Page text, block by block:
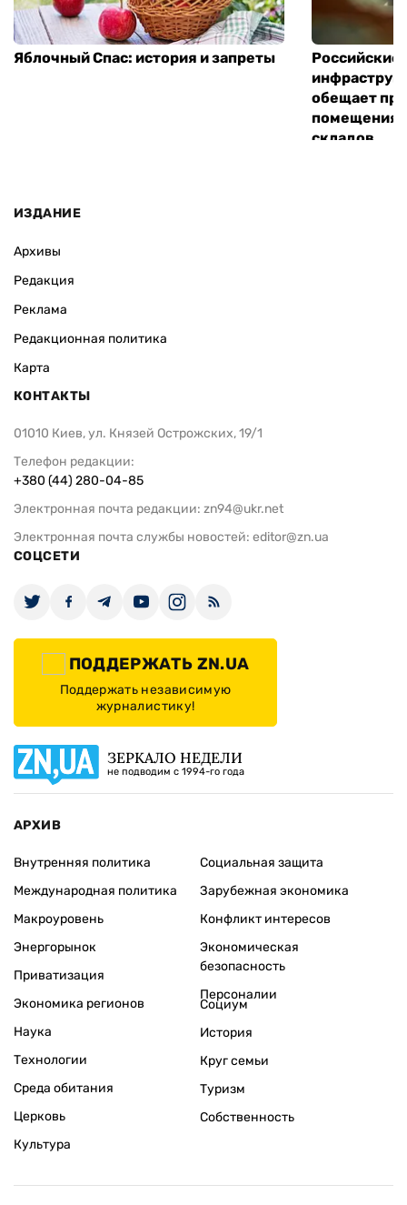
Яблочный Спас: история и запреты
Российские
обещает
помещения
складов
ИЗДАНИЕ
Архивы
Редакция
Реклама
Редакционная политика
Карта
КОНТАКТЫ
01010 Киев, ул. Князей Острожских, 19/1
Телефон редакции:
+380 (44) 280-04-85
Электронная почта редакции: zn94@ukr.net
Электронная почта службы новостей: editor@zn.ua
СОЦСЕТИ
ПОДДЕРЖАТЬ ZN.UA
Поддержать независимую
журналистику!
ЗЕРКАЛО НЕДЕЛИ
не подводим с 1994-го года
АРХИВ
Внутренняя политика
Международная политика
Макроуровень
Энергорынок
Приватизация
Экономика регионов
Социальная защита
Зарубежная экономика
Конфликт интересов
Экономическая
безопасность
Персоналии
Наука
Технологии
Среда обитания
Церковь
Культура
Социум
История
Круг семьи
Туризм
Собственность